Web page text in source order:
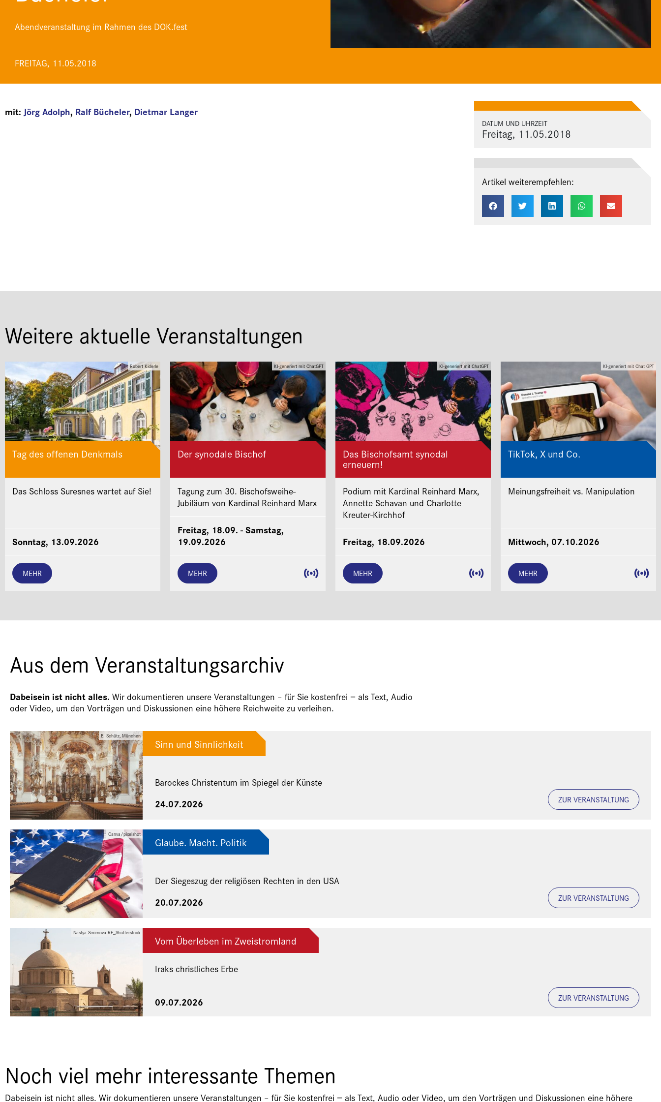
Abendveranstaltung im Rahmen des DOK.fest
FREITAG, 11.05.2018
mit: Jörg Adolph, Ralf Bücheler, Dietmar Langer
DATUM UND UHRZEIT
Freitag, 11.05.2018
Artikel weiterempfehlen:
Weitere aktuelle Veranstaltungen
Robert Kiderle
Tag des offenen Denkmals
Das Schloss Suresnes wartet auf Sie!
Sonntag, 13.09.2026
MEHR
KI-generiert mit ChatGPT
Der synodale Bischof
Tagung zum 30. Bischofsweihe-
Jubiläum von Kardinal Reinhard Marx
Freitag, 18.09. - Samstag,
19.09.2026
MEHR
KI-generiert mit ChatGPT
Das Bischofsamt synodal
erneuern!
Podium mit Kardinal Reinhard Marx,
Annette Schavan und Charlotte
Kreuter-Kirchhof
Freitag, 18.09.2026
MEHR
KI-generiert mit Chat GPT
TikTok, X und Co.
Meinungsfreiheit vs. Manipulation
Mittwoch, 07.10.2026
MEHR
Aus dem Veranstaltungsarchiv
Dabeisein ist nicht alles. Wir dokumentieren unsere Veranstaltungen – für Sie kostenfrei − als Text, Audio
oder Video, um den Vorträgen und Diskussionen eine höhere Reichweite zu verleihen.
B. Schütz, München
Sinn und Sinnlichkeit
Barockes Christentum im Spiegel der Künste
24.07.2026 ZUR VERANSTALTUNG
Canva/pixelshot
Glaube. Macht. Politik
Der Siegeszug der religiösen Rechten in den USA
20.07.2026 ZUR VERANSTALTUNG
Nastya Smirnova RF_Shutterstock
Vom Überleben im Zweistromland
Iraks christliches Erbe
09.07.2026 ZUR VERANSTALTUNG
Noch viel mehr interessante Themen
Dabeisein ist nicht alles. Wir dokumentieren unsere Veranstaltungen – für Sie kostenfrei − als Text, Audio oder Video, um den Vorträgen und Diskussionen eine höhere